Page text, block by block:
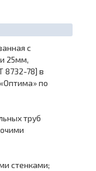
с
25мм,
8732-78] в
по
труб
стенками;